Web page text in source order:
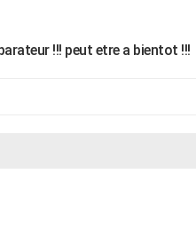
!!! peut etre a bientot !!!